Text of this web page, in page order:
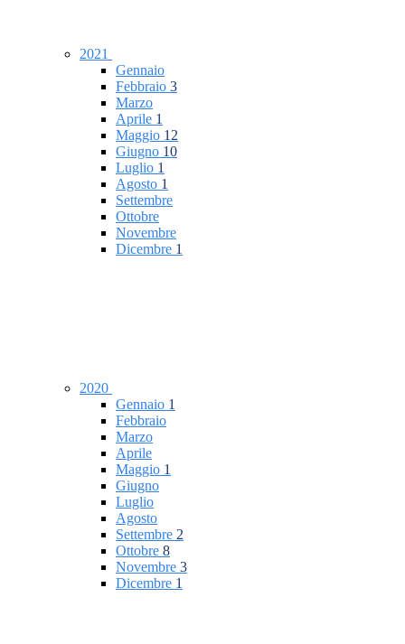
2021
Gennaio
Febbraio 3
Marzo
Aprile 1
Maggio 12
Giugno 10
Luglio 1
Agosto 1
Settembre
Ottobre
Novembre
Dicembre 1
2020
Gennaio 1
Febbraio
Marzo
Aprile
Maggio 1
Giugno
Luglio
Agosto
Settembre 2
Ottobre 8
Novembre 3
Dicembre 1